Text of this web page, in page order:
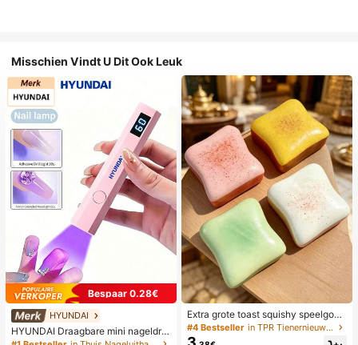
Misschien Vindt U Dit Ook Leuk
Bespaar 0.28€
HYUNDAI
HYUNDAI Draagbare mini nageldro
ger, oplaadbare handlamp UV/LED
Extra grote toast squishy speelgoe
d, superzachte boter toast stressve
rlichtend knijpspeelgoed, verkrijgba
#4 Bestseller in TPR Tienernieuwigheid en grappenspeelgoed